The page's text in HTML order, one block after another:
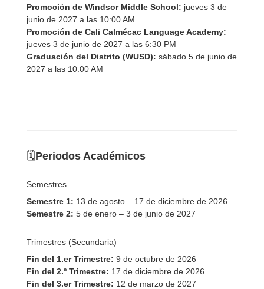
Promoción de Windsor Middle School: jueves 3 de
junio de 2027 a las 10:00 AM
Promoción de Cali Calmécac Language Academy:
jueves 3 de junio de 2027 a las 6:30 PM
Graduación del Distrito (WUSD): sábado 5 de junio de
2027 a las 10:00 AM
🗓️Periodos Académicos
Semestres
Semestre 1: 13 de agosto – 17 de diciembre de 2026
Semestre 2: 5 de enero – 3 de junio de 2027
Trimestres (Secundaria)
Fin del 1.er Trimestre: 9 de octubre de 2026
Fin del 2.º Trimestre: 17 de diciembre de 2026
Fin del 3.er Trimestre: 12 de marzo de 2027